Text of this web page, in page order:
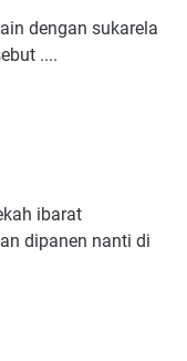
dengan sukarela
....
ibarat
dipanen nanti di